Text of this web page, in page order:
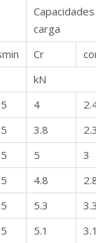
carga
Cr
kN
4
3.8 2.3
5 3
4.8
5.3 3.3
5.1 3.1